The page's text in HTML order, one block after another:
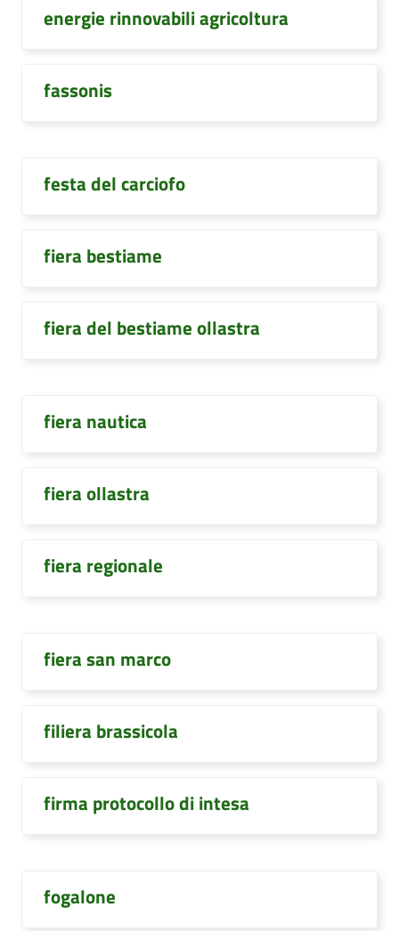
energie rinnovabili agricoltura
fassonis
festa del carciofo
fiera bestiame
fiera del bestiame ollastra
fiera nautica
fiera ollastra
fiera regionale
fiera san marco
filiera brassicola
firma protocollo di intesa
fogalone